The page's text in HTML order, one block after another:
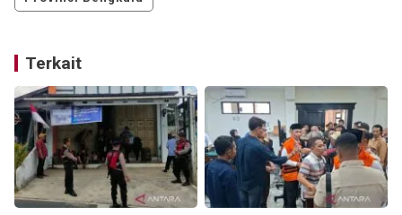
Terkait